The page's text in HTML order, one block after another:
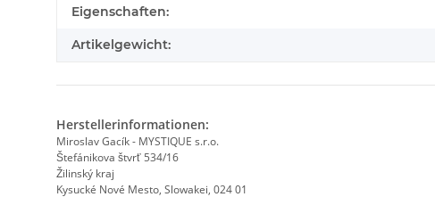
Eigenschaften:
Artikelgewicht:
Herstellerinformationen:
Miroslav Gacík - MYSTIQUE s.r.o.
Štefánikova štvrť 534/16
Žilinský kraj
Kysucké Nové Mesto, Slowakei, 024 01